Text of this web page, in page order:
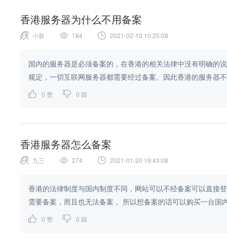
香港服务器为什么不用备案
小新 184 2021-02-13 10:25:08
国内的服务器是必须备案的，在香港的相关法律中没有明确的
规定，一切互联网服务器都需要经过备案。因此香港的服务器
0 赞 0 踩
香港服务器怎么备案
九三 274 2021-01-20 19:43:08
香港的法律制度与国内制度不同，网站可以不经备案可以直接
需要备案，而且也无法备案， 所以想备案的话可以购买一台国
0 赞 0 踩